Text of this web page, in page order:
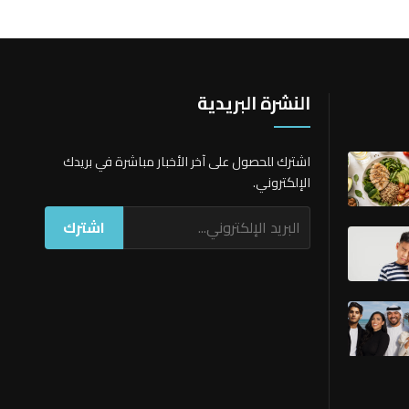
النشرة البريدية
اشترك للحصول على آخر الأخبار مباشرة في بريدك
الإلكتروني.
اشترك